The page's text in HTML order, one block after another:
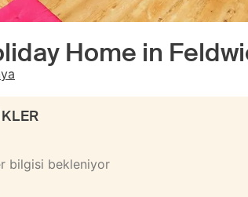
Home in
bilgisi bekleniyor